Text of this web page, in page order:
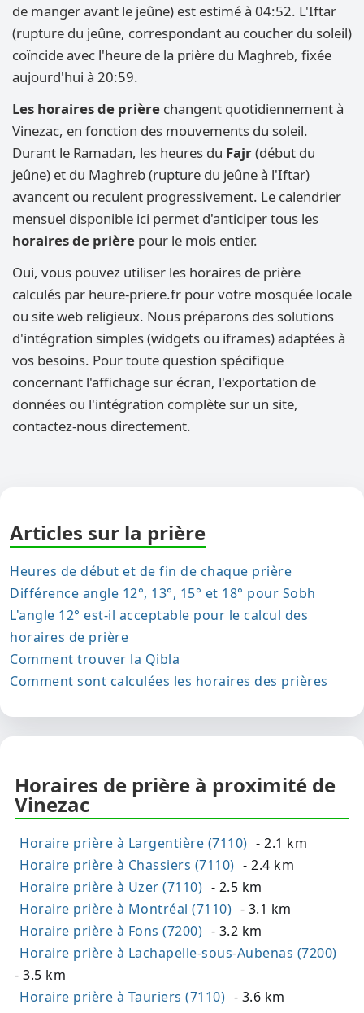
de manger avant le jeûne) est estimé à 04:52. L'Iftar
(rupture du jeûne, correspondant au coucher du soleil)
coïncide avec l'heure de la prière du Maghreb, fixée
aujourd'hui à 20:59.
Les horaires de prière changent quotidiennement à
Vinezac, en fonction des mouvements du soleil.
Durant le Ramadan, les heures du Fajr(début du
jeûne) et du Maghreb (rupture du jeûne à l'Iftar)
avancent ou reculent progressivement. Le calendrier
mensuel disponible ici permet d'anticiper tous les
horaires de prière pour le mois entier.
Oui, vous pouvez utiliser les horaires de prière
calculés par heure-priere.fr pour votre mosquée locale
ou site web religieux. Nous préparons des solutions
d'intégration simples (widgets ou iframes) adaptées à
vos besoins. Pour toute question spécifique
concernant l'affichage sur écran, l'exportation de
données ou l'intégration complète sur un site,
contactez-nous directement.
Articles sur la prière
Heures de début et de fin de chaque prière
Différence angle 12°, 13°, 15° et 18° pour Sobh
L'angle 12° est-il acceptable pour le calcul des
horaires de prière
Comment trouver la Qibla
Comment sont calculées les horaires des prières
Horaires de prière à proximité de
Vinezac
Horaire prière à Largentière (7110) - 2.1 km
Horaire prière à Chassiers (7110) - 2.4 km
Horaire prière à Uzer (7110) - 2.5 km
Horaire prière à Montréal (7110) - 3.1 km
Horaire prière à Fons (7200) - 3.2 km
Horaire prière à Lachapelle-sous-Aubenas (7200)
- 3.5 km
Horaire prière à Tauriers (7110) - 3.6 km